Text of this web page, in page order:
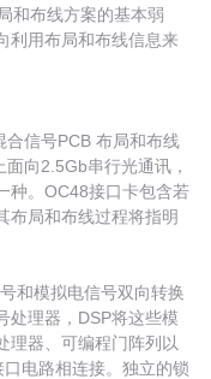
和布线方案的基本弱
利用布局和布线信息来
信号PCB 布局和布线
向2.5Gb串行光通讯，
种。OC48接口卡包含若
布局和布线过程将指明
和模拟电信号双向转换
处理器，DSP将这些模
理器、可编程门阵列以
电路相连接。独立的锁